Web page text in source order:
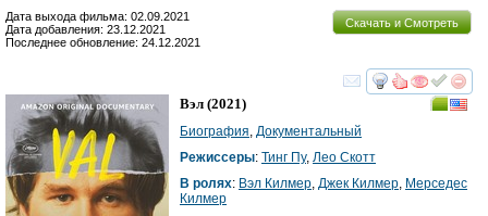
Скачать и Смотреть
Дата выхода фильма: 02.09.2021
Дата добавления: 23.12.2021
Последнее обновление: 24.12.2021
смотреть
Вэл (2021)
Биография, Документальный
Режиссеры: Тинг Пу, Лео Скотт
В ролях: Вэл Килмер, Джек Килмер, Мерседес
Килмер